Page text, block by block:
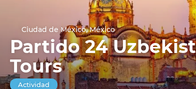
Ciudad de México, México
Partido 24
Tours
Actividad